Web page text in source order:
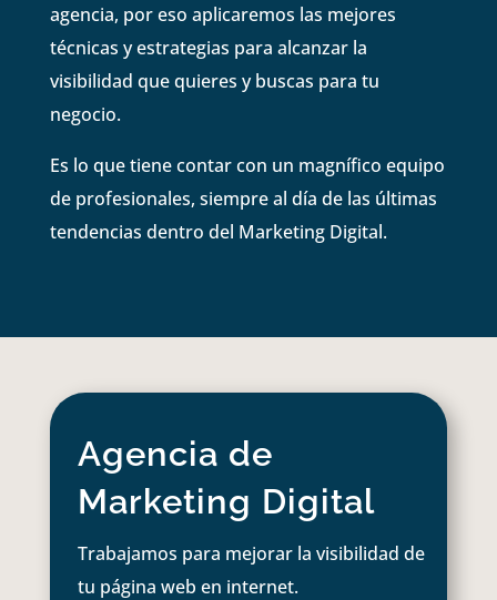
agencia, por eso aplicaremos las mejores
técnicas y estrategias para alcanzar la
visibilidad que quieres y buscas para tu
negocio.
Es lo que tiene contar con un magnífico equipo
de profesionales, siempre al día de las últimas
tendencias dentro del Marketing Digital.
Agencia de
Marketing Digital
Trabajamos para mejorar la visibilidad de
tu página web en internet.